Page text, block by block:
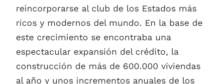
reincorporarse al club de los Estados más
ricos y modernos del mundo. En la base de
este crecimiento se encontraba una
espectacular expansión del crédito, la
construcción de más de 600.000 viviendas
al año y unos incrementos anuales de los